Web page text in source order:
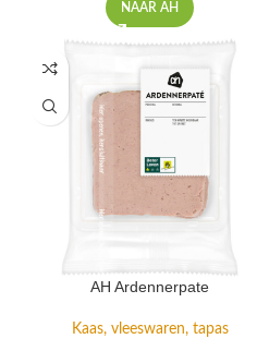
NAAR AH
AH Ardennerpate
Kaas, vleeswaren, tapas